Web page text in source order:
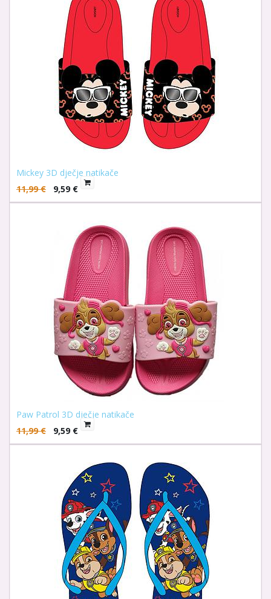
Mickey 3D dječje natikače
11,99€ 9,59 €
Paw Patrol 3D dječje natikače
11,99€ 9,59 €